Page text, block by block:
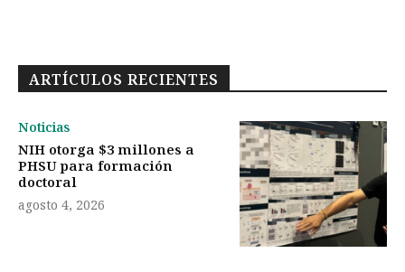
ARTÍCULOS RECIENTES
Noticias
NIH otorga $3 millones a
PHSU para formación
doctoral
agosto 4, 2026